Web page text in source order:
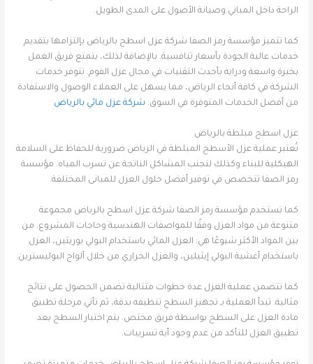
الراحة داخل المباني وصيانة الأصول على المدى الطويل.
كما تتميز مؤسسة رمز الصفا شركة عزل اسطح بالرياض بإلتزامها بتقديم
خدمات عالية الجودة بأسعار تنافسية. بالإضافة لذلك، يتمتع فريق العمل
بخبرة واسعة ودراية بأحدث التقنيات في مجال عزل الفوم. تتوفر خدمات
الشركة في كافة أنحاء الرياض، مما يسهل على العملاء الوصول والاستفادة
من أفضل الخدمات المتوفرة في السوق. شركة عزل مائي بالرياض
عزل اسطح مبلطة بالرياض
تُعتبر عملية عزل الأسطح المبلطة في الرياض ضرورية للحفاظ على السلامة
الهيكلية للبناء وكذلك لتجنب المشاكل الناتجة عن تسرب المياه. مؤسسة
رمز الصفا تتخصص في توفير أفضل حلول العزل للمبانى المختلفة.
كما تستخدم مؤسسة رمز الصفا شركة عزل اسطح بالرياض مجموعة
متنوعة من مواد العزل وفقًا للمواصفات الهندسية وحاجات المشروع. من
بين المواد الأكثر شيوعًا هي: العزل المائي باستخدام البولي يوريثين، العزل
باستخدام أغشية البولي إيثيلين، والعزل الحراري من خلال ألواح البوليسترين.
كما تتضمن عملية العزل عدة خطوات متتالية تضمن الحصول على نتائج
مثالية. تبدأ العملية بـ تجهيز السطح تنظيفه بدقة، ثم تأتي مرحلة تطبيق
مادة العزل على السطح بواسطة فريق مختص. يتم اختبار السطح بعد
تطبيق العزل للتأكد من عدم وجود أية تسريبات.